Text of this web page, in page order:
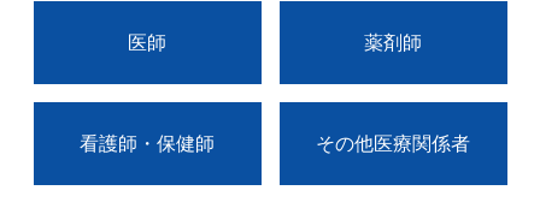
医師 薬剤師
看護師・保健師 その他医療関係者